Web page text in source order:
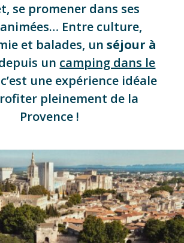
se promener dans ses
Entre culture,
et balades, un séjour à
un camping dans le
une expérience idéale
pleinement de la
Provence !